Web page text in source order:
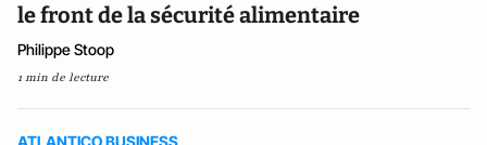
le front de la sécurité alimentaire
Philippe Stoop
1 min de lecture
ATLANTICO BUSINESS